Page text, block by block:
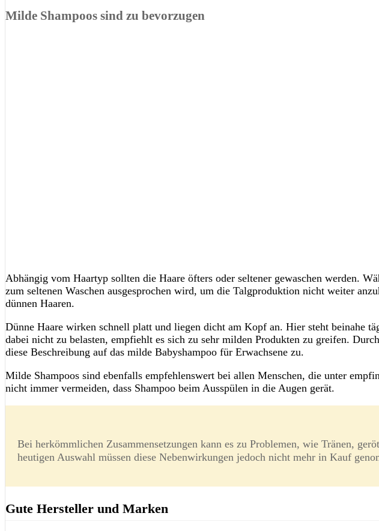
Milde Shampoos sind zu bevorzugen
Abhängig vom Haartyp sollten die Haare öfters oder seltener gewaschen werden.
zum seltenen Waschen ausgesprochen wird, um die Talgproduktion nicht weiter
dünnen Haaren.
Dünne Haare wirken schnell platt und liegen dicht am Kopf an. Hier steht beinahe
dabei nicht zu belasten, empfiehlt es sich zu sehr milden Produkten zu greifen.
diese Beschreibung auf das milde Babyshampoo für Erwachsene zu.
Milde Shampoos sind ebenfalls empfehlenswert bei allen Menschen, die unter
nicht immer vermeiden, dass Shampoo beim Ausspülen in die Augen gerät.
Bei herkömmlichen Zusammensetzungen kann es zu Problemen, wie Tränen,
heutigen Auswahl müssen diese Nebenwirkungen jedoch nicht mehr in Kauf
Gute Hersteller und Marken